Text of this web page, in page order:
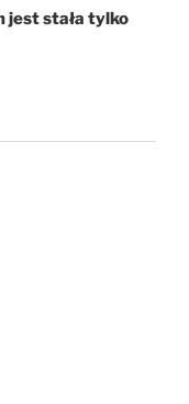
jest stała tylko